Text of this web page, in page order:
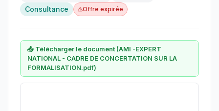
Consultance
Offre expirée
📥 Télécharger le document (AMI -EXPERT
NATIONAL - CADRE DE CONCERTATION SUR LA
FORMALISATION.pdf)